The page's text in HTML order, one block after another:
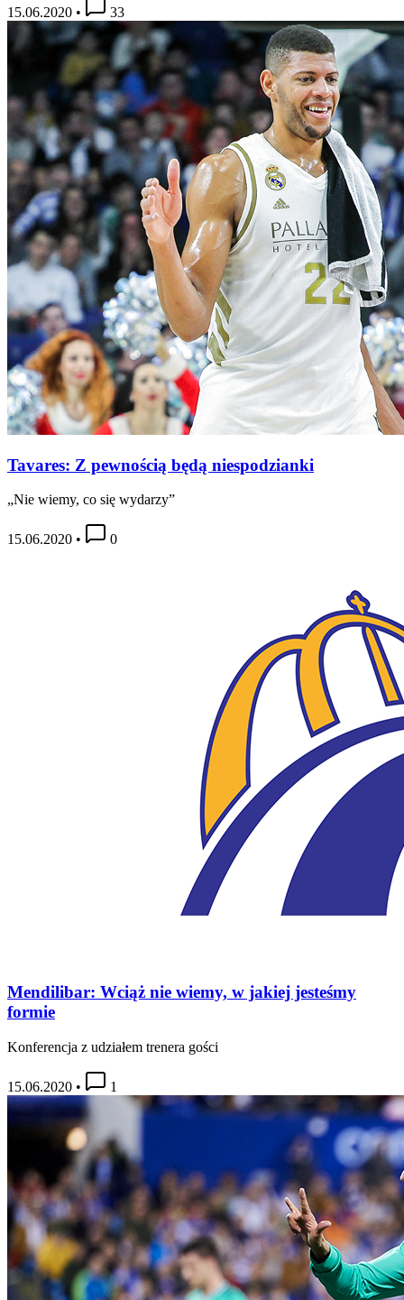
15.06.2020 • 33
Tavares: Z pewnością będą niespodzianki
„Nie wiemy, co się wydarzy”
15.06.2020 • 0
Mendilibar: Wciąż nie wiemy, w jakiej jesteśmy
formie
Konferencja z udziałem trenera gości
15.06.2020 • 1